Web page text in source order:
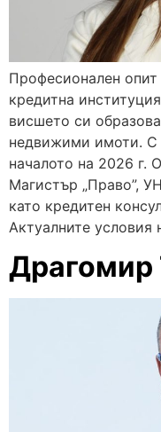
Професионален
кредитна
висшето си
недвижими имоти. С
началото на 2026 г.
Магистър „Право”,
като кредитен
Актуалните условия
Драгомир